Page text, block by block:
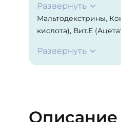
Развернуть
Мальтодекстрины,
кислота), Вит.Е
(рибофлавин, Вит. В1
(Цианокобаламин),
карамельно-
Развернуть
Описание